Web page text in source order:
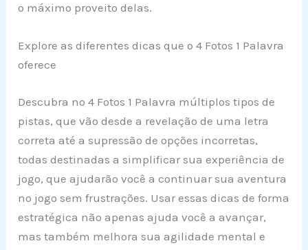
o máximo proveito delas.
Explore as diferentes dicas que o 4 Fotos 1 Palavra
oferece
Descubra no 4 Fotos 1 Palavra múltiplos tipos de
pistas, que vão desde a revelação de uma letra
correta até a supressão de opções incorretas,
todas destinadas a simplificar sua experiência de
jogo, que ajudarão você a continuar sua aventura
no jogo sem frustrações. Usar essas dicas de forma
estratégica não apenas ajuda você a avançar,
mas também melhora sua agilidade mental e